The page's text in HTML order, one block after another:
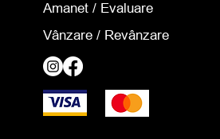
Amanet / Evaluare
Vânzare / Revânzare